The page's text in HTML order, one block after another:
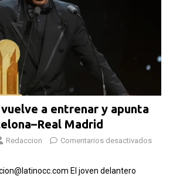
vuelve a entrenar y apunta
Madrid
Redaccion Comentarios desactivados
El joven delantero